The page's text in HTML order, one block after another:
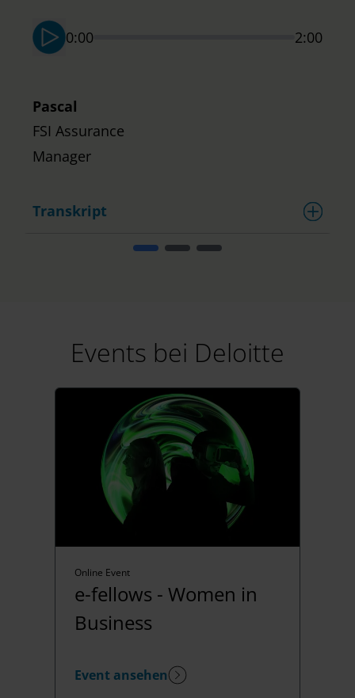
0:00 2:00
Pascal
FSI Assurance
Manager
Transkript
Events bei Deloitte
Online Event
e-fellows - Women in
Business
Event ansehen